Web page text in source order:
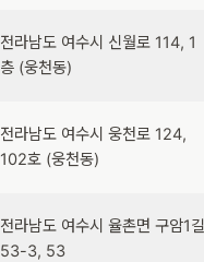
전라남도 여수시 신월로 114, 1
층 (웅천동)
전라남도 여수시 웅천로 124,
102호 (웅천동)
전라남도 여수시 율촌면 구암1길
53-3, 53